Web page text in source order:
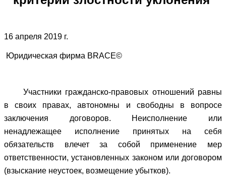
16 апреля 2019 г.
Юридическая фирма BRACE©
Участники гражданско-правовых отношений равны
в своих правах, автономны и свободны в вопросе
заключения договоров. Неисполнение или
ненадлежащее исполнение принятых на себя
обязательств влечет за собой применение мер
ответственности, установленных законом или договором
(взыскание неустоек, возмещение убытков).